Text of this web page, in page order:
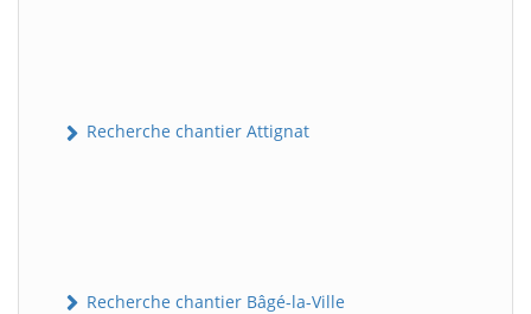
Recherche chantier Attignat
Recherche chantier Bâgé-la-Ville